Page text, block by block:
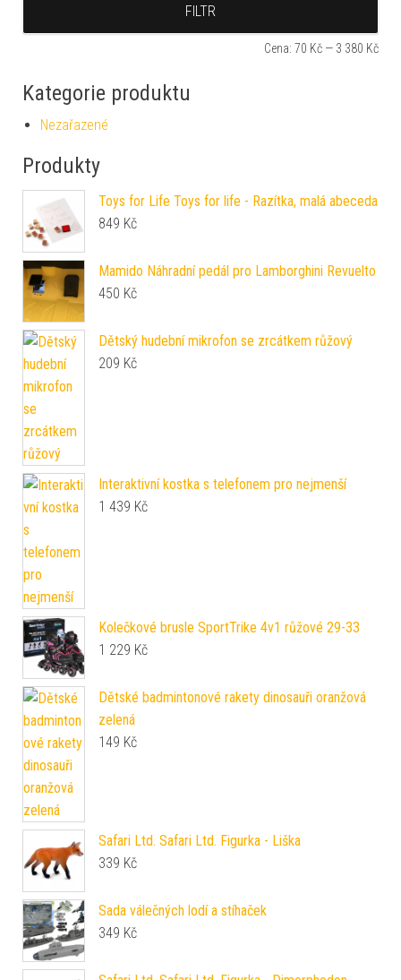
FILTR
Cena: 70 Kč — 3 380 Kč
Kategorie produktu
Nezařazené
Produkty
Toys for Life Toys for life - Razítka, malá abeceda
849 Kč
Mamido Náhradní pedál pro Lamborghini Revuelto
450 Kč
Dětský hudební mikrofon se zrcátkem růžový
209 Kč
Interaktivní kostka s telefonem pro nejmenší
1 439 Kč
Kolečkové brusle SportTrike 4v1 růžové 29-33
1 229 Kč
Dětské badmintonové rakety dinosauři oranžová
zelená
149 Kč
Safari Ltd. Safari Ltd. Figurka - Liška
339 Kč
Sada válečných lodí a stíhaček
349 Kč